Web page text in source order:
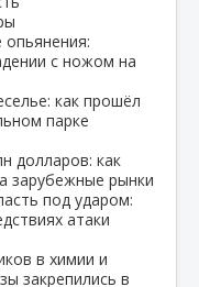
опьянения:
с ножом на
как прошёл
парке
долларов: как
зарубежные рынки
под ударом:
атаки
в химии и
закрепились в